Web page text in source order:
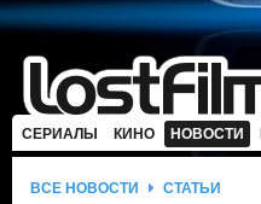
СЕРИАЛЫ КИНО НОВОСТИ
ВСЕ НОВОСТИ СТАТЬИ